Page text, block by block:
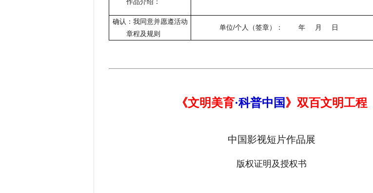
确认：我同意并愿遵活动
章程及规则
单位/个人（签章）： 年 月 日
《文明美育·科普中国 》双百文明工程
中国影视短片作品展
版权证明及授权书